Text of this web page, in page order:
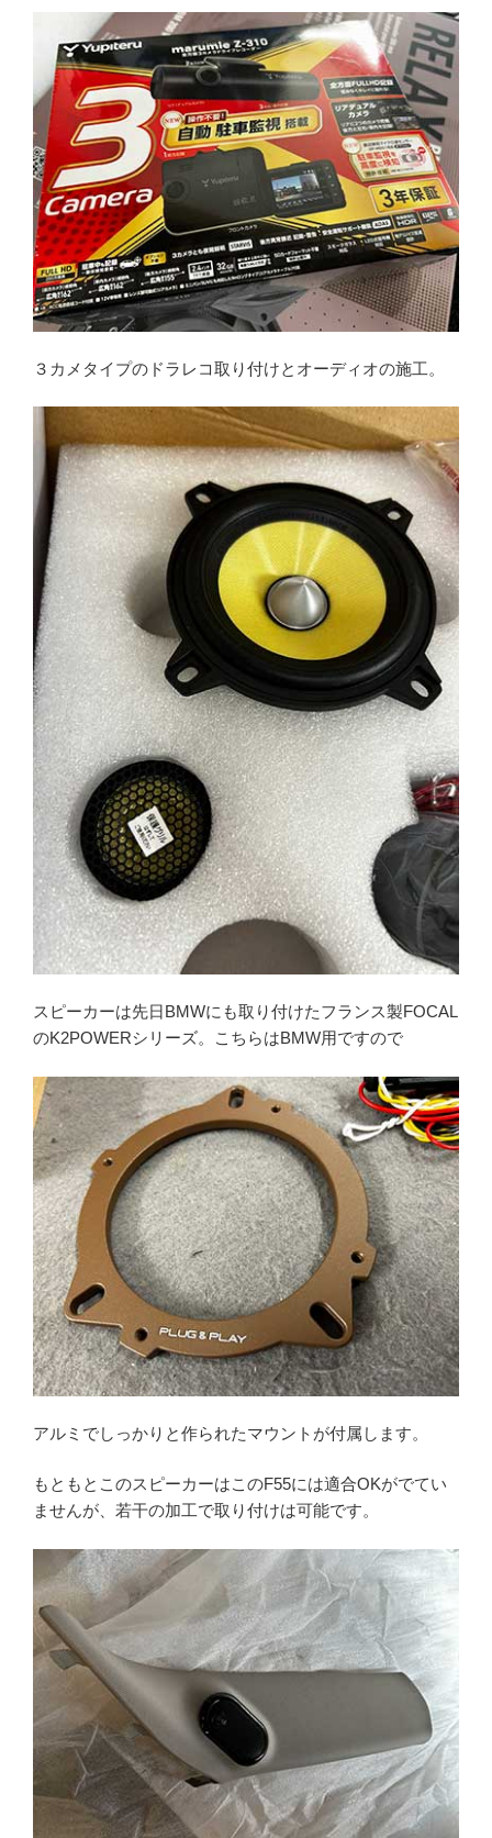
３カメタイプのドラレコ取り付けとオーディオの施工。
スピーカーは先日BMWにも取り付けたフランス製FOCAL
のK2POWERシリーズ。こちらはBMW用ですので
アルミでしっかりと作られたマウントが付属します。
もともとこのスピーカーはこのF55には適合OKがでてい
ませんが、若干の加工で取り付けは可能です。